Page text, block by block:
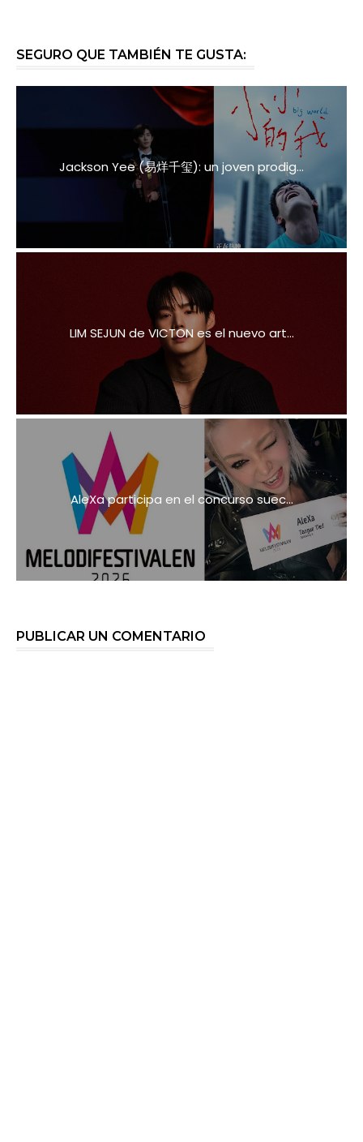
SEGURO QUE TAMBIÉN TE GUSTA:
Jackson Yee (易烊千玺): un joven prodig...
LIM SEJUN de VICTON es el nuevo art...
AleXa participa en el concurso suec...
PUBLICAR UN COMENTARIO